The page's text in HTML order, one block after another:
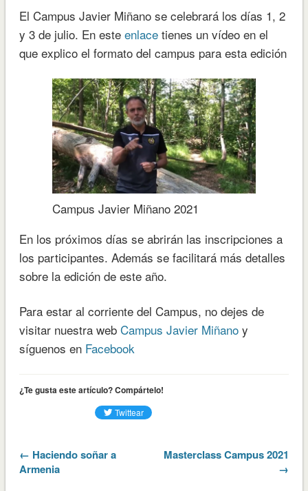
El Campus Javier Miñano se celebrará los días 1, 2
y 3 de julio. En este enlace tienes un vídeo en el
que explico el formato del campus para esta edición
Campus Javier Miñano 2021
En los próximos días se abrirán las inscripciones a
los participantes. Además se facilitará más detalles
sobre la edición de este año.
Para estar al corriente del Campus, no dejes de
visitar nuestra web Campus Javier Miñanoy
síguenos en Facebook
¿Te gusta este artículo? Compártelo!
← Haciendo soñar a
Armenia
Masterclass Campus 2021
→